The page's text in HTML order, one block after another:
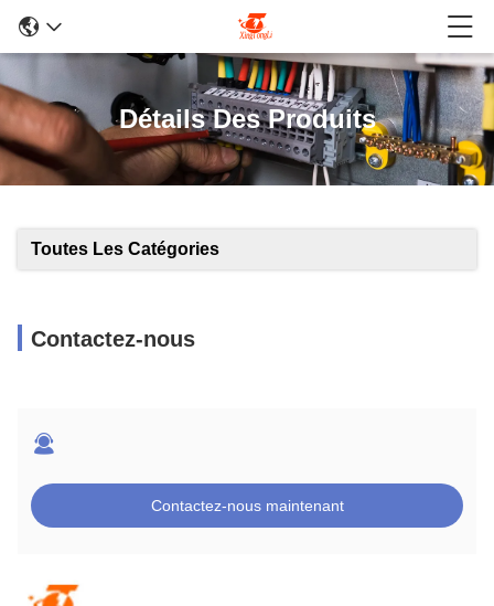
Détails Des Produits
Toutes Les Catégories
Contactez-nous
Contactez-nous maintenant